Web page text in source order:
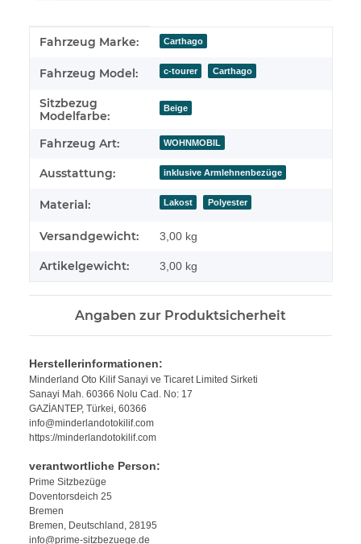
Produkteigenschaft
Wert
Fahrzeug Marke: Carthago
Fahrzeug Model: c-tourer Carthago
Sitzbezug
Modelfarbe:
Beige
Fahrzeug Art: WOHNMOBIL
Ausstattung: inklusive Armlehnenbezüge
Material: Lakost Polyester
Versandgewicht: 3,00 kg
Artikelgewicht: 3,00 kg
Angaben zur Produktsicherheit
Herstellerinformationen:
Minderland Oto Kilif Sanayi ve Ticaret Limited Sirketi
Sanayi Mah. 60366 Nolu Cad. No: 17
GAZİANTEP, Türkei, 60366
info@minderlandotokilif.com
https://minderlandotokilif.com
verantwortliche Person:
Prime Sitzbezüge
Doventorsdeich 25
Bremen
Bremen, Deutschland, 28195
info@prime-sitzbezuege.de